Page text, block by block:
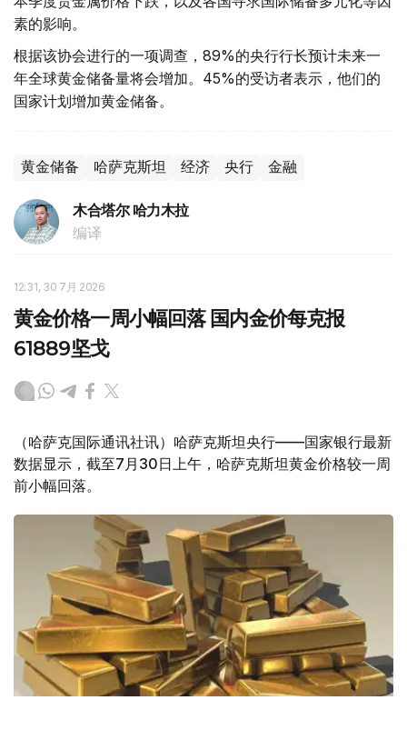
素的影响。
根据该协会进行的一项调查，89%的央行行长预计未来一
年全球黄金储备量将会增加。45%的受访者表示，他们的
国家计划增加黄金储备。
黄金储备 哈萨克斯坦 经济 央行 金融
木合塔尔 哈力木拉
编译
12:31, 30 7月 2026
黄金价格一周小幅回落 国内金价每克报
61889坚戈
（哈萨克国际通讯社讯）哈萨克斯坦央行——国家银行最新
数据显示，截至7月30日上午，哈萨克斯坦黄金价格较一周
前小幅回落。